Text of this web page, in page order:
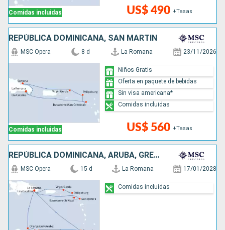
Comidas incluidas US$ 490 +Tasas
REPÚBLICA DOMINICANA, SAN MARTÍN
Comidas incluidas
MSC Opera 8 d La Romana 23/11/2026
US$ 560 +Tasas
Niños Gratis
Oferta en paquete de bebidas
Sin visa americana*
Comidas incluidas
REPÚBLICA DOMINICANA, ARUBA, GRENADA, SAN MARTÍN, ANTIGUA Y BARBUDA
MSC Opera 15 d La Romana 17/01/2028
Comidas incluidas